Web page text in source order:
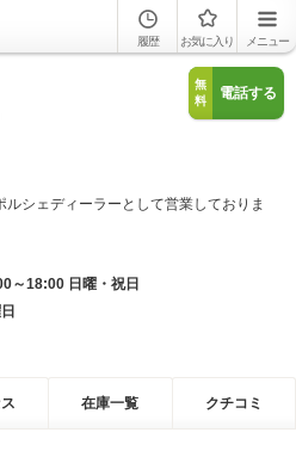
履歴 お気に入り メニュー
無
料
電話する
シェディーラーとして営業しておりま
～18:00 日曜・祝日
在庫一覧 クチコミ